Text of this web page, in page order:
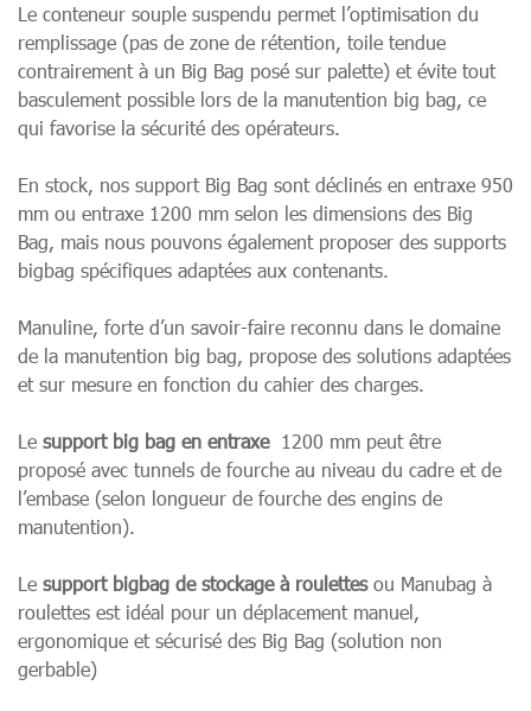
Le conteneur souple suspendu permet l’optimisation du
remplissage (pas de zone de rétention, toile tendue
contrairement à un Big Bag posé sur palette) et évite tout
basculement possible lors de la manutention big bag, ce
qui favorise la sécurité des opérateurs.
En stock, nos support Big Bag sont déclinés en entraxe 950
mm ou entraxe 1200 mm selon les dimensions des Big
Bag, mais nous pouvons également proposer des supports
bigbag spécifiques adaptées aux contenants.
Manuline, forte d’un savoir-faire reconnu dans le domaine
de la manutention big bag, propose des solutions adaptées
et sur mesure en fonction du cahier des charges.
Le support big bag en entraxe 1200 mm peut être
proposé avec tunnels de fourche au niveau du cadre et de
l’embase (selon longueur de fourche des engins de
manutention).
Le support bigbag de stockage à roulettesou Manubag à
roulettes est idéal pour un déplacement manuel,
ergonomique et sécurisé des Big Bag (solution non
gerbable)